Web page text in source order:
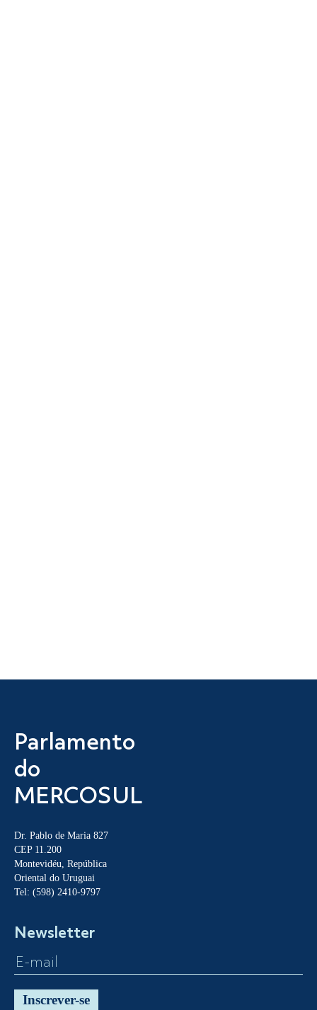
Parlamento
do
MERCOSUL
Dr. Pablo de Maria 827
CEP 11.200
Montevidéu, República
Oriental do Uruguai
Tel: (598) 2410-9797
Newsletter
Inscrever-se